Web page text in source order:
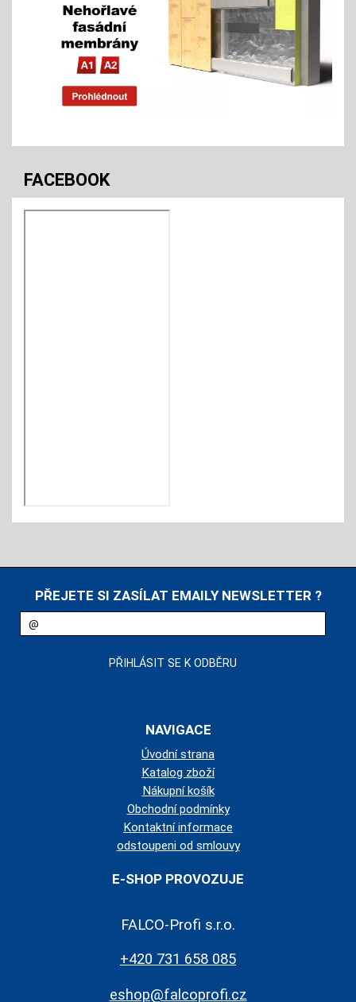
FACEBOOK
PŘEJETE SI ZASÍLAT EMAILY NEWSLETTER ?
NAVIGACE
Úvodní strana
Katalog zboží
Nákupní košík
Obchodní podmínky
Kontaktní informace
odstoupeni od smlouvy
E-SHOP PROVOZUJE
FALCO-Profi s.r.o.
+420 731 658 085
eshop@falcoprofi.cz